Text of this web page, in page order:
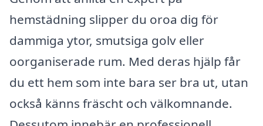
hemstädning slipper du oroa dig för
dammiga ytor, smutsiga golv eller
oorganiserade rum. Med deras hjälp får
du ett hem som inte bara ser bra ut, utan
också känns fräscht och välkomnande.